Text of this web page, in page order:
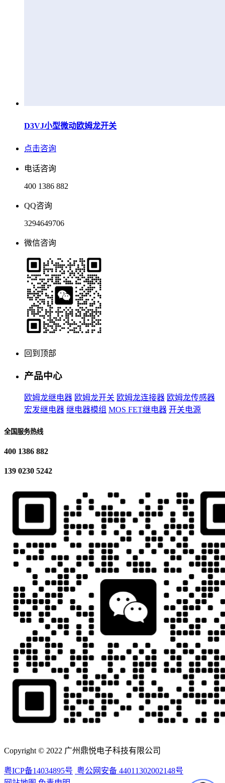
D3VJ小型微动欧姆龙开关
点击咨询
电话咨询
400 1386 882
QQ咨询
3294649706
微信咨询
回到顶部
产品中心
欧姆龙继电器 欧姆龙开关 欧姆龙连接器 欧姆龙传感器
宏发继电器 继电器模组 MOS FET继电器 开关电源
全国服务热线
400 1386 882
139 0230 5242
Copyright © 2022 广州鼎悦电子科技有限公司
粤ICP备14034895号 粤公网安备 44011302002148号